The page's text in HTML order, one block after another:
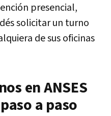
presencial,
solicitar un turno
de sus oficinas
en ANSES
a paso